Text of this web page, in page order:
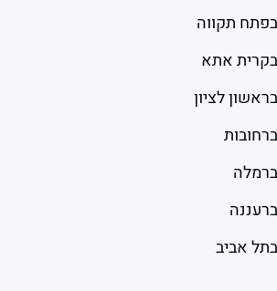
בפתח תקווה
בקרית אתא
בראשון לציון
ברחובות
ברמלה
ברעננה
בתל אביב